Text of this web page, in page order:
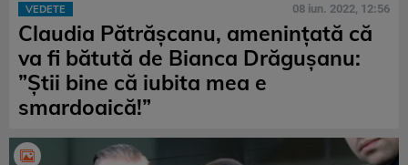
VEDETE 08 iun. 2022, 12:56
Claudia Pătrășcanu, amenințată că
va fi bătută de Bianca Drăgușanu:
”Știi bine că iubita mea e
smardoaică!”